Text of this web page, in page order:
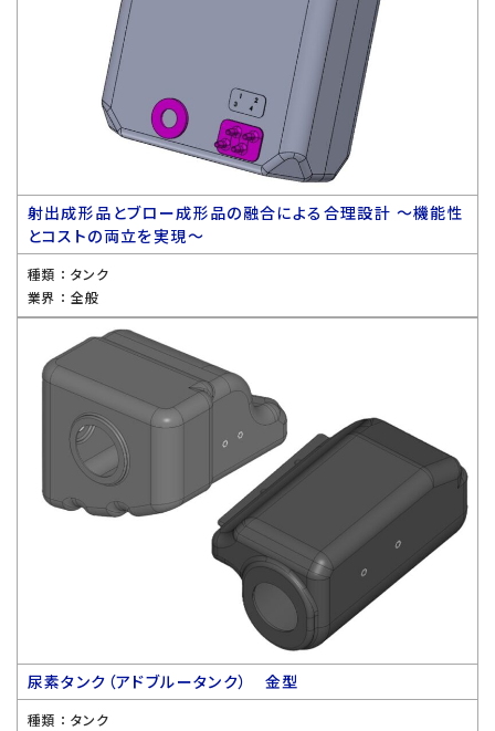
射出成形品とブロー成形品の融合による合理設計 〜機能性
とコストの両立を実現〜
種類 ： タンク
業界 ： 全般
尿素タンク（アドブルータンク） 金型
種類 ： タンク